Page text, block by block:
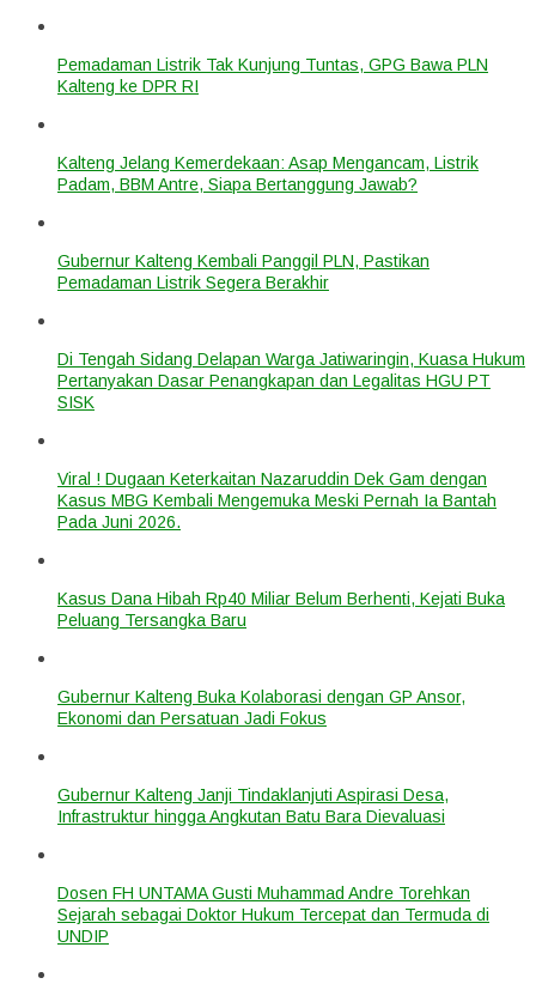
Pemadaman Listrik Tak Kunjung Tuntas, GPG Bawa PLN
Kalteng ke DPR RI
Kalteng Jelang Kemerdekaan: Asap Mengancam, Listrik
Padam, BBM Antre, Siapa Bertanggung Jawab?
Gubernur Kalteng Kembali Panggil PLN, Pastikan
Pemadaman Listrik Segera Berakhir
Di Tengah Sidang Delapan Warga Jatiwaringin, Kuasa Hukum
Pertanyakan Dasar Penangkapan dan Legalitas HGU PT
SISK
Viral ! Dugaan Keterkaitan Nazaruddin Dek Gam dengan
Kasus MBG Kembali Mengemuka Meski Pernah Ia Bantah
Pada Juni 2026.
Kasus Dana Hibah Rp40 Miliar Belum Berhenti, Kejati Buka
Peluang Tersangka Baru
Gubernur Kalteng Buka Kolaborasi dengan GP Ansor,
Ekonomi dan Persatuan Jadi Fokus
Gubernur Kalteng Janji Tindaklanjuti Aspirasi Desa,
Infrastruktur hingga Angkutan Batu Bara Dievaluasi
Dosen FH UNTAMA Gusti Muhammad Andre Torehkan
Sejarah sebagai Doktor Hukum Tercepat dan Termuda di
UNDIP